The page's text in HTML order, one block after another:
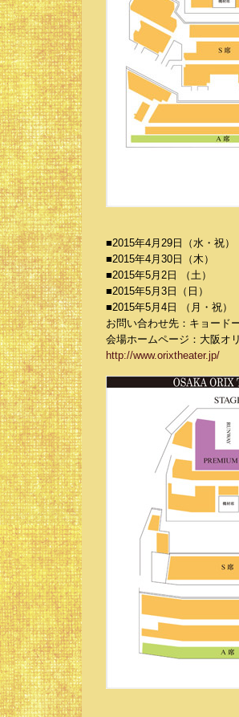
■2015年4月29日（水・祝
■2015年4月30日（木）
■2015年5月2日 （土）
■2015年5月3日（日）
■2015年5月4日 （月・祝
お問い合わせ先：キョード
会場ホームページ：大阪オ
http://www.orixtheater.jp/